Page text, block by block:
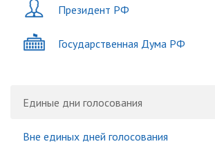
Президент РФ
Государственная Дума РФ
Единые дни голосования
Вне единых дней голосования